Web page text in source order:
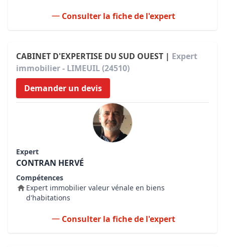
Consulter la fiche de l'expert
CABINET D'EXPERTISE DU SUD OUEST | Expert
immobilier - LIMEUIL (24510)
Demander un devis
Expert
CONTRAN HERVÉ
Compétences
Expert immobilier valeur vénale en biens
d'habitations
Consulter la fiche de l'expert